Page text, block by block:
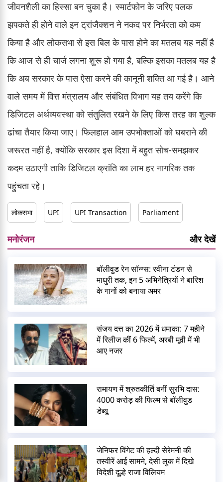
जीवनशैली का हिस्सा बन चुका है। स्मार्टफोन के जरिए पलक
झपकते ही होने वाले इन ट्रांजैक्शन ने नकद पर निर्भरता को कम
किया है और लोकसभा से इस बिल के पास होने का मतलब यह नहीं है
कि आज से ही चार्ज लगना शुरू हो गया है, बल्कि इसका मतलब यह है
कि अब सरकार के पास ऐसा करने की कानूनी शक्ति आ गई है। आने
वाले समय में वित्त मंत्रालय और संबंधित विभाग यह तय करेंगे कि
डिजिटल अर्थव्यवस्था को संतुलित रखने के लिए किस तरह का शुल्क
ढांचा तैयार किया जाए। फिलहाल आम उपभोक्ताओं को घबराने की
जरूरत नहीं है, क्योंकि सरकार इस दिशा में बहुत सोच-समझकर
कदम उठाएगी ताकि डिजिटल क्रांति का लाभ हर नागरिक तक
पहुंचता रहे।
लोकसभा UPI UPI Transaction Parliament
मनोरंजन और देखें
बॉलीवुड रेन सॉन्ग्स: रवीना टंडन से
माधुरी तक, इन 5 अभिनेत्रियों ने बारिश
के गानों को बनाया अमर
संजय दत्त का 2026 में धमाका: 7 महीने
में रिलीज कीं 6 फिल्में, अरबी मूवी में भी
आए नजर
रामायण में श्रुतकीर्ति बनीं सुरभि दास:
4000 करोड़ की फिल्म से बॉलीवुड
डेब्यू
जेनिफर विंगेट की हल्दी सेरेमनी की
तस्वीरें आई सामने, देसी लुक में दिखे
विदेशी दूल्हे राजा विलियम